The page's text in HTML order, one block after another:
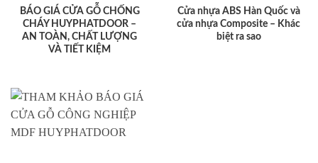
BÁO GIÁ CỬA GỖ CHỐNG
CHÁY HUYPHATDOOR –
AN TOÀN, CHẤT LƯỢNG
VÀ TIẾT KIỆM
Cửa nhựa ABS Hàn Quốc và
cửa nhựa Composite – Khác
biệt ra sao